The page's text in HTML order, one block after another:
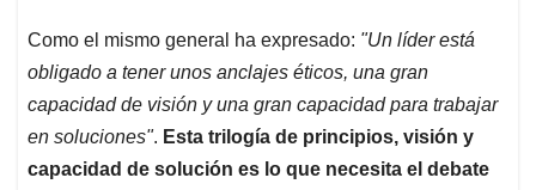
Como el mismo general ha expresado: "Un líder está
obligado a tener unos anclajes éticos, una gran
capacidad de visión y una gran capacidad para trabajar
en soluciones". Esta trilogía de principios, visión y
capacidad de solución es lo que necesita el debate